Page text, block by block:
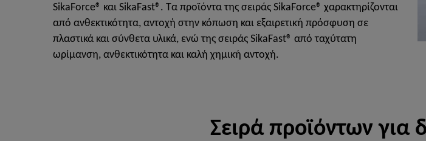
SikaForce® και SikaFast®. Τα προϊόντα της σειράς SikaForce® χαρακτηρίζονται
από ανθεκτικότητα, αντοχή στην κόπωση και εξαιρετική πρόσφυση σε
πλαστικά και σύνθετα υλικά, ενώ της σειράς SikaFast® από ταχύτατη
ωρίμανση, ανθεκτικότητα και καλή χημική αντοχή.
Σειρά προϊόντων για